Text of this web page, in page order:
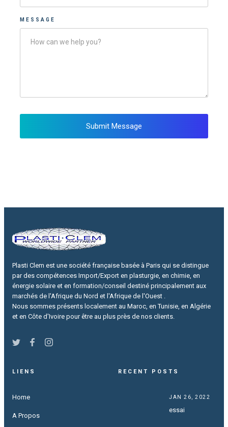
MESSAGE
Plasti Clem est une société française basée à Paris qui se distingue
par des compétences Import/Export en plasturgie, en chimie, en
énergie solaire et en formation/conseil destiné principalement aux
marchés de l'Afrique du Nord et l'Afrique de l'Ouest .
Nous sommes présents localement au Maroc, en Tunisie, en Algérie
et en Côte d'Ivoire pour être au plus près de nos clients.
LIENS
Home
A Propos
RECENT POSTS
JAN 26, 2022
essai